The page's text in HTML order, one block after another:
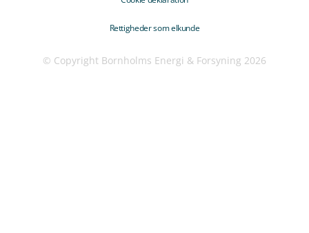
Rettigheder som elkunde
© Copyright Bornholms Energi & Forsyning 2026